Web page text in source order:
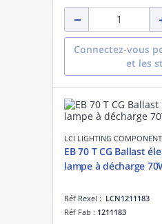
Connectez-vous
et les
LCI LIGHTING
EB 70 T CG Ballast
lampe à décharge
Réf Rexel : LCN1211183
Réf Fab : 1211183